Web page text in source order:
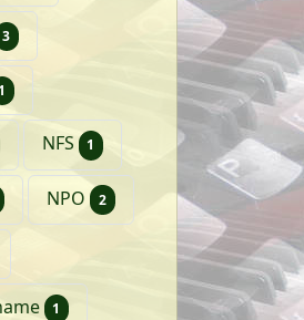
3 artikelen
1 artikel
NFS 1 artikel
artikelen
NPO 2 artikelen
1 artikel